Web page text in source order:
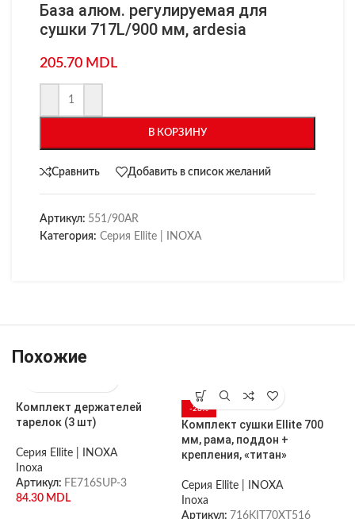
База алюм. регулируемая для
сушки 717L/900 мм, ardesia
205.70 MDL
В КОРЗИНУ
Сравнить Добавить в список желаний
Артикул: 551/90AR
Категория: Серия Ellite | INOXA
Похожие
Комплект держателей
тарелок (3 шт)
Серия Ellite | INOXA
Inoxa
Артикул: FE716SUP-3
84.30 MDL
-28%
Комплект сушки Ellite 700
мм, рама, поддон +
крепления, «титан»
Серия Ellite | INOXA
Inoxa
Артикул: 716KIT70XT516